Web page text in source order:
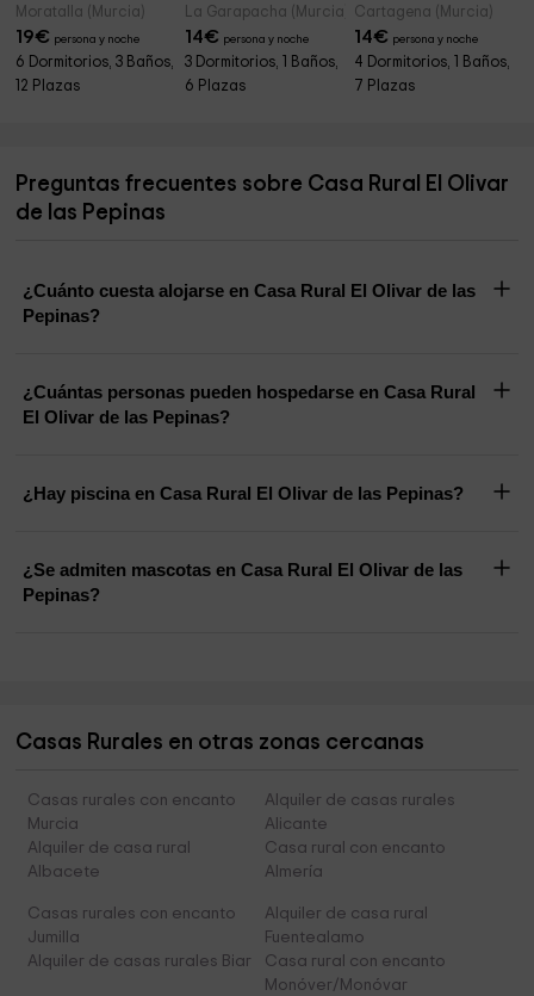
Moratalla (Murcia)
19€ persona y noche
6 Dormitorios, 3 Baños,
12 Plazas
La Garapacha (Murcia)
14€ persona y noche
3 Dormitorios, 1 Baños,
6 Plazas
Cartagena (Murcia)
14€ persona y noche
4 Dormitorios, 1 Baños,
7 Plazas
Preguntas frecuentes sobre Casa Rural El Olivar
de las Pepinas
¿Cuánto cuesta alojarse en Casa Rural El Olivar de las
Pepinas?
¿Cuántas personas pueden hospedarse en Casa Rural
El Olivar de las Pepinas?
¿Hay piscina en Casa Rural El Olivar de las Pepinas?
¿Se admiten mascotas en Casa Rural El Olivar de las
Pepinas?
Casas Rurales en otras zonas cercanas
Casas rurales con encanto
Murcia
Alquiler de casas rurales
Alicante
Alquiler de casa rural
Albacete
Casa rural con encanto
Almería
Casas rurales con encanto
Jumilla
Alquiler de casa rural
Fuentealamo
Alquiler de casas rurales Biar
Casa rural con encanto
Monóver/Monóvar